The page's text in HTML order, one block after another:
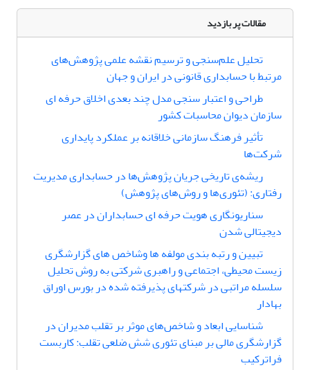
مقالات پر بازدید
تحلیل علم‌سنجی و ترسیم نقشه علمی پژوهش‌های
مرتبط با حسابداری قانونی در ایران و جهان
طراحی و اعتبار سنجی مدل چند بعدی اخلاق حرفه ای
سازمان دیوان محاسبات کشور
تأثیر فرهنگ سازمانی خلاقانه بر عملکرد پایداری
شرکت‌ها
ریشه‌‌ی تاریخی جریان پژوهش‌ها در حسابداری مدیریت
رفتاری: (تئوری‌ها و روش‌های پژوهش)
سناریونگاری هویت حرفه ای حسابداران در عصر
دیجیتالی شدن
تبیین و رتبه بندی مولفه ها وشاخص های گزارشگری
زیست محیطی، اجتماعی و راهبری شرکتی به روش تحلیل
سلسله مراتبی در شرکتهای پذیرفته شده در بورس اوراق
بهادار
شناسایی ابعاد و شاخص‌های موثر بر تقلب مدیران در
گزارشگری مالی بر مبنای تئوری شش ضلعی تقلب: کاربست
فراترکیب